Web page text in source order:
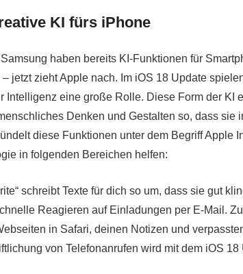
KI fürs iPhone
haben bereits KI-Funktionen für
jetzt zieht Apple nach. Im iOS 18 Update
Intelligenz eine große Rolle. Diese Form der KI
Denken und Gestalten so, dass sie
diese Funktionen unter dem Begriff Apple
in folgenden Bereichen helfen:
schreibt Texte für dich so um, dass sie gut
Reagieren auf Einladungen per E-Mail.
in Safari, deinen Notizen und
von Telefonanrufen wird mit dem iOS 18